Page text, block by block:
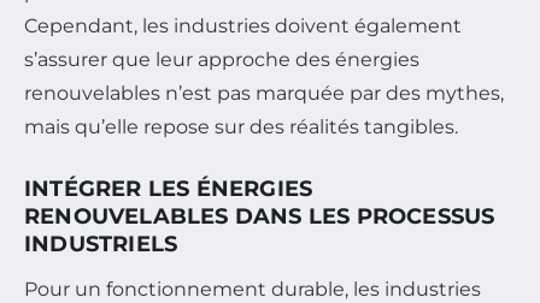
Cependant, les industries doivent également
s’assurer que leur approche des énergies
renouvelables n’est pas marquée par des mythes,
mais qu’elle repose sur des réalités tangibles.
INTÉGRER LES ÉNERGIES
RENOUVELABLES DANS LES PROCESSUS
INDUSTRIELS
Pour un fonctionnement durable, les industries